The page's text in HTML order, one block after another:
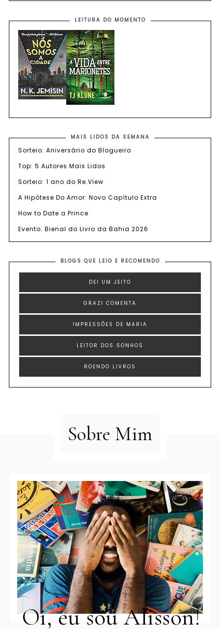
LEITURA DO MOMENTO
MAIS LIDOS DA SEMANA
Sorteio: Aniversário do Blogueiro
Top: 5 Autores Mais Lidos
Sorteio: 1 ano do Re.View
A Hipótese Do Amor: Novo Capítulo Extra
How to Date a Prince
Evento: Bienal do Livro da Bahia 2026
BLOGS QUE LEIO E RECOMENDO
DEI UM JEITO
GRAZI COMENTA
IMPRESSÕES DE MARIA
LEITOR DOS SONHOS
ROENDO LIVROS
Sobre Mim
Oi, eu sou Alisson!